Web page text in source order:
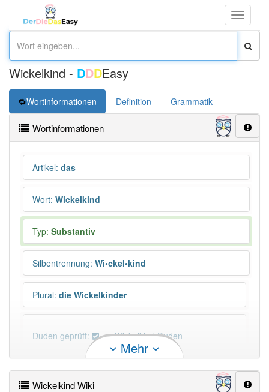
Toggle
Wickelkind - DDDEasy
Wortinformationen Definition Grammatik
Wortinformationen
Artikel: das
Wort: Wickelkind
Typ: Substantiv
Silbentrennung: Wi•ckel•kind
Plural: die Wickelkinder
Duden geprüft: Wickelkind Duden
Mehr
Wickelkind Wiki